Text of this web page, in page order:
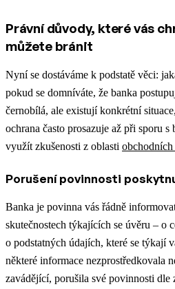
Právní důvody, které vás
můžete bránit
Nyní se dostáváme k podstatě věci:
pokud se domníváte, že banka
černobílá, ale existují konkrétní
ochrana často prosazuje až při sporu s
využít zkušenosti z oblasti obchodních
Porušení povinnosti
Banka je povinna vás řádně
skutečnostech týkajících se úvěru – o
o podstatných údajích, které se týkají
některé informace nezprostředkovala
zavádějící, porušila své povinnosti dle